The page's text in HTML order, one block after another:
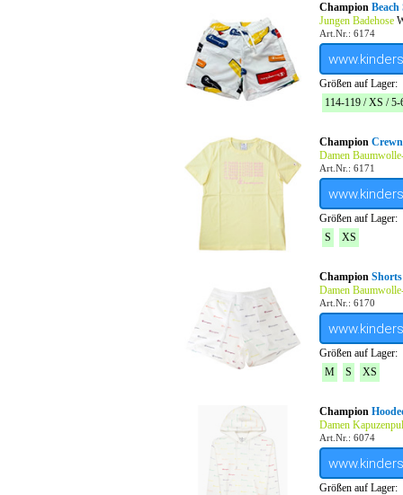
Champion
Jungen Badehose
Art.Nr.: 6174
Größen auf Lager:
114-119 / XS / 5-
Champion
Damen
Art.Nr.: 6171
Größen auf Lager:
S
XS
Champion
Damen
Art.Nr.: 6170
Größen auf Lager:
M
S XS
Champion
Damen
Art.Nr.: 6074
Größen auf Lager: